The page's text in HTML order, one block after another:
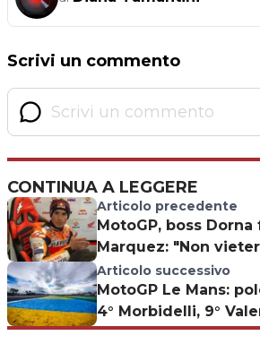
Scrivi un commento
CONTINUA A LEGGERE
Articolo precedente
MotoGP, boss Dorna
Marquez: "Non
Articolo successivo
MotoGP Le Mans:
4° Morbidelli, 9°